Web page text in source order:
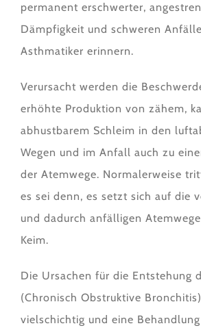
permanent erschwerter,
Dämpfigkeit und schweren
Asthmatiker erinnern.
Verursacht werden die
erhöhte Produktion von zähem,
abhustbarem Schleim in den
Wegen und im Anfall auch zu
der Atemwege. Normalerweise
es sei denn, es setzt sich auf die
und dadurch anfälligen
Keim.
Die Ursachen für die Entstehung
(Chronisch Obstruktive
vielschichtig und eine